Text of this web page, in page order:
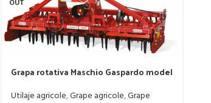
OUT
Grapa rotativa Maschio Gaspardo model
Utilaje agricole,Grape agricole,Grape